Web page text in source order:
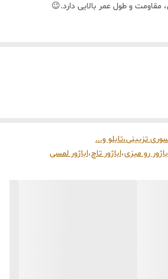
مقاومت و طول عمر بالایی دارد.😉
تزیینی،تابلو و...
رو میزی،اباژور تاچ،اباژور لمسی